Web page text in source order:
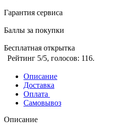
Гарантия сервиса
Баллы за покупки
Бесплатная открытка
Рейтинг 5/5, голосов: 116.
Описание
Доставка
Оплата
Самовывоз
Описание